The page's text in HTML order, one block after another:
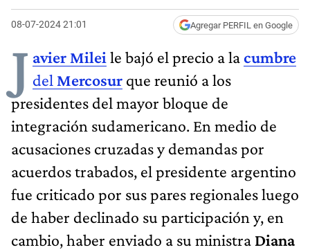
08-07-2024 21:01 Agregar PERFIL en Google
J avier Milei le bajó el precio a lacumbre
del Mercosur que reunió a los
presidentes del mayor bloque de
integración sudamericano. En medio de
acusaciones cruzadas y demandas por
acuerdos trabados, el presidente argentino
fue criticado por sus pares regionales luego
de haber declinado su participación y, en
cambio, haber enviado a su ministra Diana